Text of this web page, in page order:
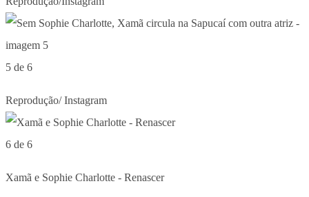
5 de 6
Reprodução/ Instagram
6 de 6
Xamã e Sophie Charlotte - Renascer